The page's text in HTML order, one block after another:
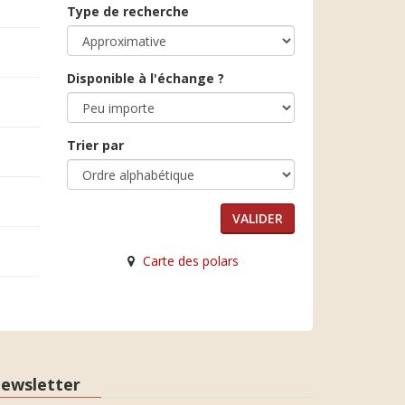
Type de recherche
Disponible à l'échange ?
Trier par
Carte des polars